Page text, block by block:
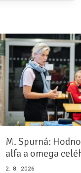
M. Spurná:
alfa a omega
2. 8. 2026